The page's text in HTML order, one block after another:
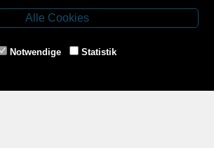
3943 Schrems
Tel.: 02853/77239
E-Mail: schrems@spazierer.at
Alle Cookies
Notwendige Statistik